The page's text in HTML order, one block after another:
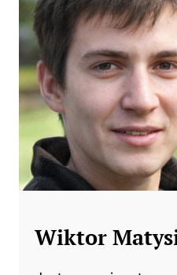
Wiktor